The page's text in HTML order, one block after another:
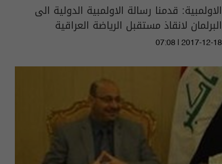
الاولمبية: قدمنا رسالة الاولمبية الدولية الى
البرلمان لانقاذ مستقبل الرياضة العراقية
07:08 | 2017-12-18